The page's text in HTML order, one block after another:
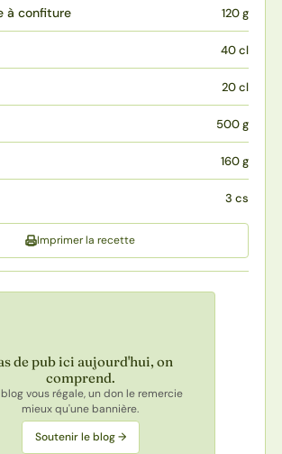
à confiture 120 g
40 cl
20 cl
500 g
160 g
3 cs
Imprimer la recette
de pub ici aujourd'hui, on
comprend.
vous régale, un don le remercie
mieux qu'une bannière.
Soutenir le blog →